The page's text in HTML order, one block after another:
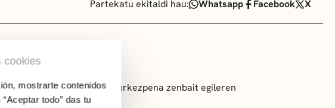
cookies
mostrarte contenidos
todo” das tu
Partekatu ekitaldi hau: Whatsapp Facebook X
bidean’ liburuaren aurkezpena zenbait egileren